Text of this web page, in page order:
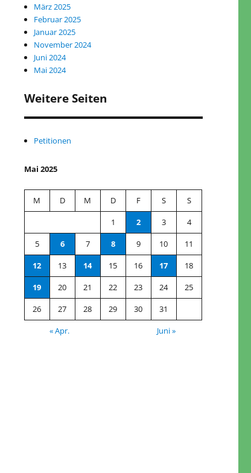
März 2025
Februar 2025
Januar 2025
November 2024
Juni 2024
Mai 2024
Weitere Seiten
Petitionen
Mai 2025
M D M D F S
S
1
2 3
4
5
6 7 8 9 10
11
12
13 14 15 16 17
18
19
20 21 22 23 24
25
26
27 28 29 30
31
« Apr.
Juni »